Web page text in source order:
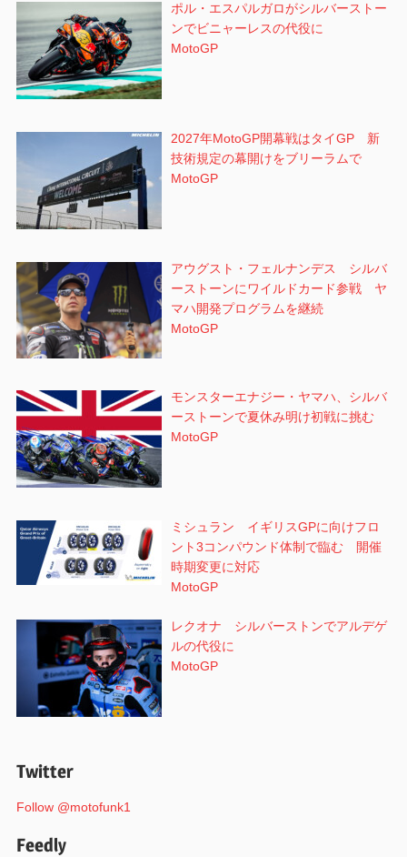
ポル・エスパルガロがシルバーストー
ンでビニャーレスの代役に
MotoGP
2027年MotoGP開幕戦はタイGP 新
技術規定の幕開けをブリーラムで
MotoGP
アウグスト・フェルナンデス シルバ
ーストーンにワイルドカード参戦 ヤ
マハ開発プログラムを継続
MotoGP
モンスターエナジー・ヤマハ、シルバ
ーストーンで夏休み明け初戦に挑む
MotoGP
ミシュラン イギリスGPに向けフロ
ント3コンパウンド体制で臨む 開催
時期変更に対応
MotoGP
レクオナ シルバーストンでアルデゲ
ルの代役に
MotoGP
Twitter
Follow @motofunk1
Feedly